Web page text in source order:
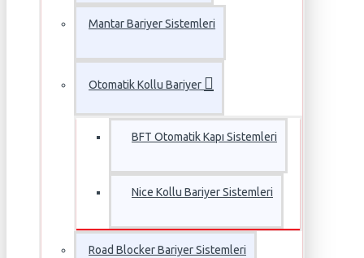
Mantar Bariyer Sistemleri
Otomatik Kollu Bariyer
BFT Otomatik Kapı Sistemleri
Nice Kollu Bariyer Sistemleri
Road Blocker Bariyer Sistemleri